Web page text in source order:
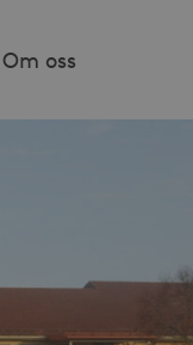
Om oss